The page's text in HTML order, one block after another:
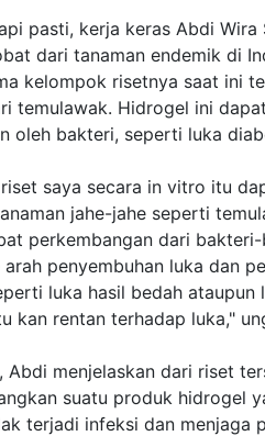
pasti, kerja keras Abdi
dari tanaman endemik di
kelompok risetnya saat ini
temulawak. Hidrogel ini
oleh bakteri, seperti luka
riset saya secara in vitro itu
jahe-jahe seperti
perkembangan dari
penyembuhan luka dan
luka hasil bedah
kan rentan terhadap luka,"
Abdi menjelaskan dari riset
suatu produk hidrogel
terjadi infeksi dan menjaga